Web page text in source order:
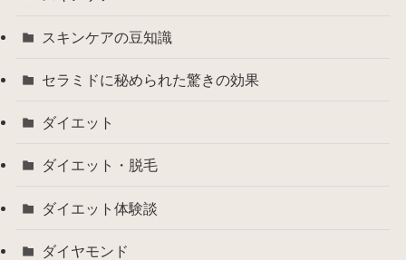
スキンケアの豆知識
セラミドに秘められた驚きの効果
ダイエット
ダイエット・脱毛
ダイエット体験談
ダイヤモンド